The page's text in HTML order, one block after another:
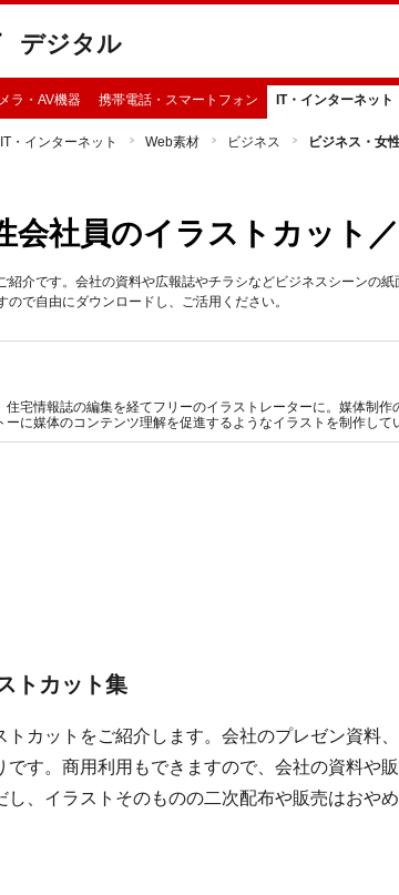
デジタル
ラ・AV機器 携帯電話・スマートフォン IT・インターネット
IT・インターネット Web素材 ビジネス ビジネス・女
会社員のイラストカット
紹介です。会社の資料や広報誌やチラシなどビジネスシーンの
で自由にダウンロードし、ご活用ください。
住宅情報誌の編集を経てフリーのイラストレーターに。媒体制作
ーに媒体のコンテンツ理解を促進するようなイラストを制作し
で活動中。
トカット集
トカットをご紹介します。会社のプレゼン資料
です。商用利用もできますので、会社の資料や
、イラストそのものの二次配布や販売はおやめ